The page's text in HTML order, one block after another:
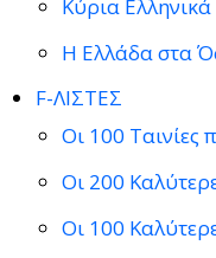
Κύρια
Η Ελλάδα στα
F-ΛΙΣΤΕΣ
Οι 100 Ταινίες
Οι 200
Οι 100